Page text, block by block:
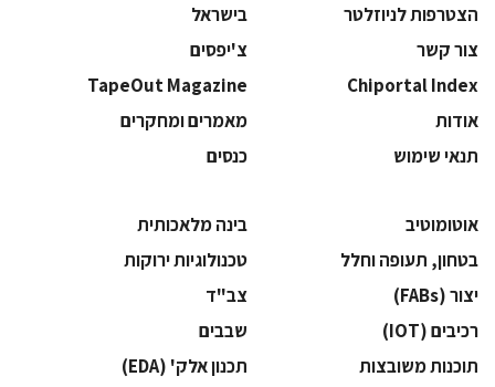
הצטרפות לניוזלטר
בישראל
צור קשר
צ'יפסים
Chiportal Index
TapeOut Magazine
אודות
מאמרים ומחקרים
תנאי שימוש
כנסים
אוטומוטיב
בינה מלאכותית
בטחון, תעופה וחלל
‫טכנולוגיות ירוקות‬
‫יצור (‪(FABs‬‬
‫צב"ד‬
‫רכיבים‬ (IOT)
‫שבבים‬
‫תוכנות משובצות‬
‫תכנון אלק' (‪(EDA‬‬